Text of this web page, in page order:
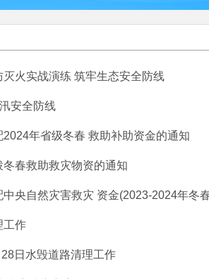
火实战演练 筑牢生态安全防线
安全防线
年省级冬春 救助补助资金的通知
春救助救灾物资的通知
央自然灾害救灾 资金(2023-2024年冬
工作
日水毁道路清理工作